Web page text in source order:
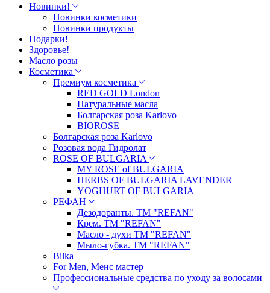
Новинки!
Новинки косметики
Новинки продукты
Подарки!
Здоровье!
Масло розы
Косметика
Премиум косметика
RED GOLD London
Натуральные масла
Болгарская роза Karlovo
BIOROSE
Болгарская роза Karlovo
Розовая вода Гидролат
ROSE OF BULGARIA
MY ROSE of BULGARIA
HERBS OF BULGARIA LAVENDER
YOGHURT OF BULGARIA
РЕФАН
Дезодоранты. ТМ "REFAN"
Крем. ТМ "REFAN"
Масло - духи ТМ "REFAN"
Мыло-губка. ТМ "REFAN"
Bilka
For Men, Менс мастер
Профессиональные средства по уходу за волосами